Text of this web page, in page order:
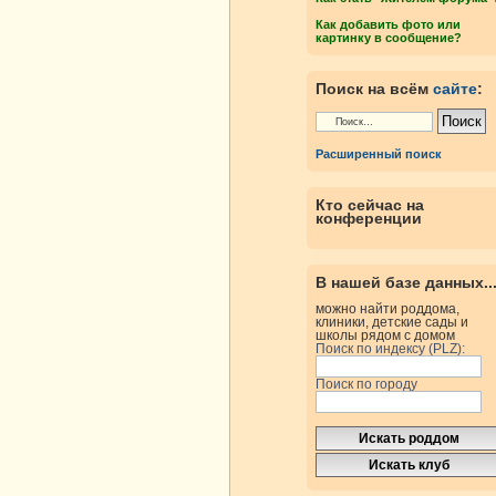
Как добавить фото или
картинку в сообщение?
Поиск на всём сайте:
Расширенный поиск
Кто сейчас на
конференции
В нашей базе данных...
можно найти роддома,
клиники, детские сады и
школы рядом с домом
Поиск по индексу (PLZ):
Поиск по городу